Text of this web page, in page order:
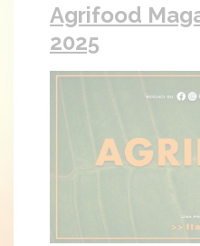
Agrifood
2025